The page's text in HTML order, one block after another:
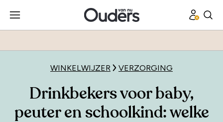
WINKELWIJZER VERZORGING
Drinkbekers voor baby,
peuter en schoolkind: welke